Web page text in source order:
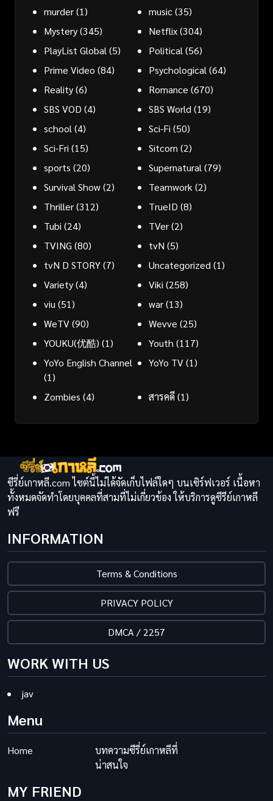
murder(1) music(35)
Mystery(345) Netflix(304)
PlayList Global (5) Political (56)
Prime Video (84) Psychological (64)
Reality(6) Romance (670)
SBS VOD (4) SBS World (19)
school (4) Sci-Fi (50)
Sci-Fri (15) Sitcom (2)
sports (20) Supernatural (79)
Survival Show(2) Teamwork (2)
Thriller(312) TrueID (8)
Tubi (24) TVer(2)
TVING (80) tvN (5)
tvN D STORY(7) Uncategorized (1)
Variety(4) Viki (258)
viu (51) war(13)
WeTV(90) Wevve (25)
YOUKU(优酷) (1) Youth (117)
YoYo English Channel
(1)
YoYo TV(1)
Zombies (4) สารคดี(1)
ซีรี่ย์เกาหลี.com ไซต์นี้ไม่ได้จัดเก็บไฟล์ใดๆ บนเซิร์ฟเวอร์ เนื้อหา
ทั้งหมดจัดทำโดยบุคคลที่สามที่ไม่เกี่ยวข้อง ให้บริการดูซีรีย์เกาหลี
ฟรี
INFORMATION
Terms & Conditions
PRIVACY POLICY
DMCA / 2257
WORK WITH US
jav
Menu
Home
บทความซีรี่ย์เกาหลีที่
น่าสนใจ
MY FRIEND